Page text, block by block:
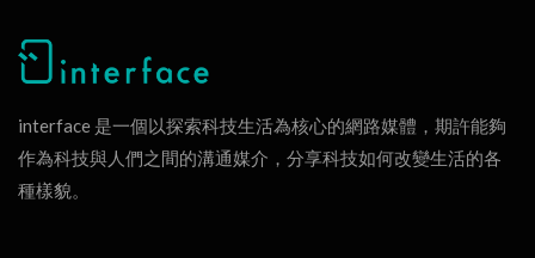
interface 是一個以探索科技生活為核心的網路媒體，期許能夠
作為科技與人們之間的溝通媒介，分享科技如何改變生活的各
種樣貌。